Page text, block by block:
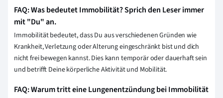
FAQ: Was bedeutet Immobilität? Sprich den Leser immer
mit "Du" an.
Immobilität bedeutet, dass Du aus verschiedenen Gründen wie
Krankheit, Verletzung oder Alterung eingeschränkt bist und dich
nicht frei bewegen kannst. Dies kann temporär oder dauerhaft sein
und betrifft Deine körperliche Aktivität und Mobilität.
FAQ: Warum tritt eine Lungenentzündung bei Immobilität